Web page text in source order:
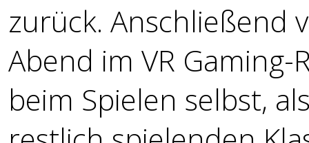
zurück. Anschließend
Abend im VR
beim Spielen selbst,